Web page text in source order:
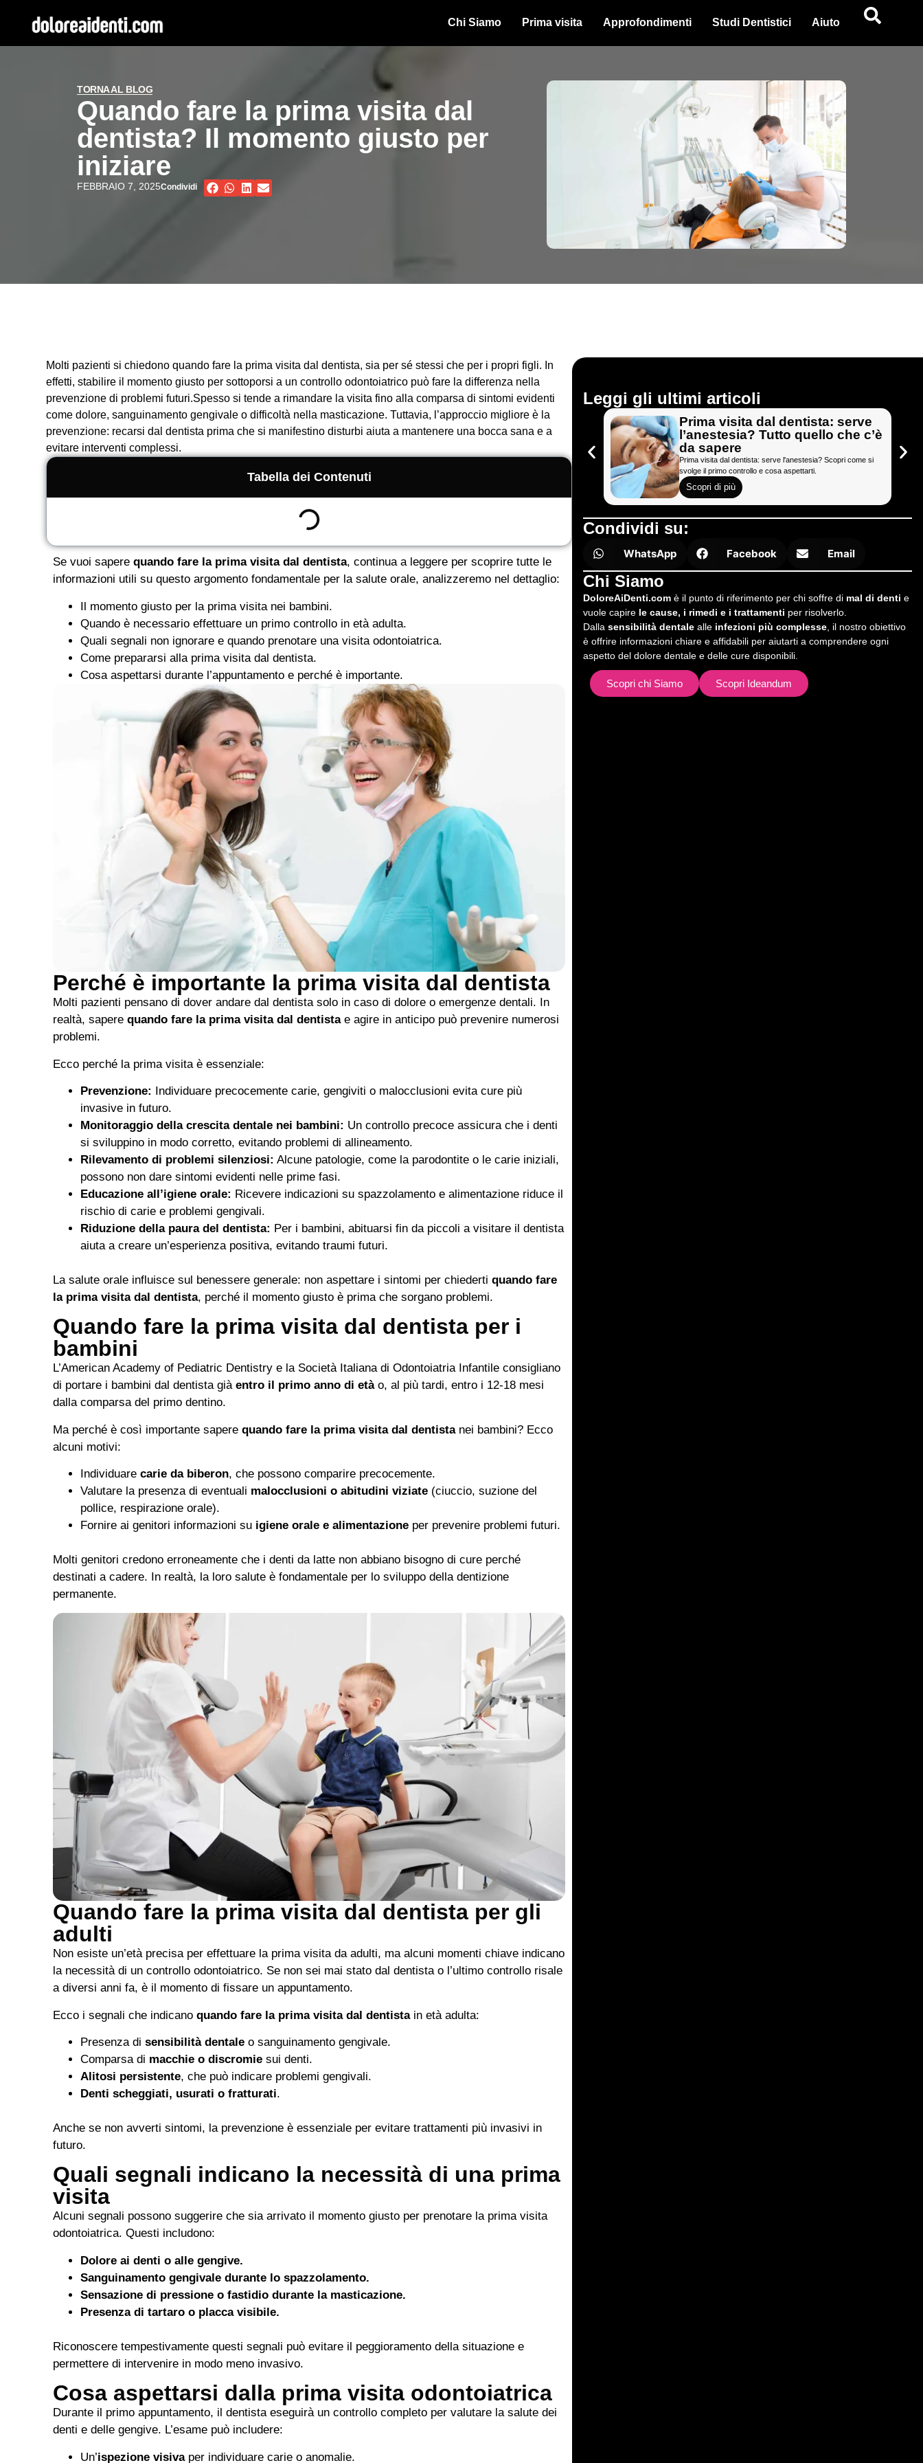
Chi Siamo Prima visita Approfondimenti Studi Dentistici Aiuto
TORNA AL BLOG
Quando fare la prima visita dal
dentista? Il momento giusto per
iniziare
FEBBRAIO 7, 2025Condividi
Molti pazienti si chiedono quando fare la prima visita dal dentista, sia per sé stessi che per i propri figli. In
effetti, stabilire il momento giusto per sottoporsi a un controllo odontoiatrico può fare la differenza nella
prevenzione di problemi futuri.Spesso si tende a rimandare la visita fino alla comparsa di sintomi evidenti
come dolore, sanguinamento gengivale o difficoltà nella masticazione. Tuttavia, l’approccio migliore è la
prevenzione: recarsi dal dentista prima che si manifestino disturbi aiuta a mantenere una bocca sana e a
evitare interventi complessi.
Tabella dei Contenuti
Se vuoi saperequando fare la prima visita dal dentista, continua a leggere per scoprire tutte le
informazioni utili su questo argomento fondamentale per la salute orale,analizzeremo nel dettaglio:
Il momento giusto per la prima visita nei bambini.
Quando è necessario effettuare un primo controllo in età adulta.
Quali segnali non ignorare e quando prenotare una visita odontoiatrica.
Come prepararsi alla prima visita dal dentista.
Cosa aspettarsi durante l’appuntamento e perché è importante.
Perché è importante la prima visita dal dentista
Molti pazienti pensano di dover andare dal dentista solo in caso di dolore o emergenze dentali. In
realtà, saperequando fare la prima visita dal dentistae agire in anticipo può prevenire numerosi
problemi.
Ecco perché la prima visita è essenziale:
Prevenzione: Individuare precocemente carie, gengiviti o malocclusioni evita cure più
invasive in futuro.
Monitoraggio della crescita dentale nei bambini: Un controllo precoce assicura che i denti
si sviluppino in modo corretto, evitando problemi di allineamento.
Rilevamento di problemi silenziosi: Alcune patologie, come la parodontite o le carie iniziali,
possono non dare sintomi evidenti nelle prime fasi.
Educazione all’igiene orale: Ricevere indicazioni su spazzolamento e alimentazione riduce il
rischio di carie e problemi gengivali.
Riduzione della paura del dentista: Per i bambini, abituarsi fin da piccoli a visitare il dentista
aiuta a creare un’esperienza positiva, evitando traumi futuri.
La salute orale influisce sul benessere generale: non aspettare i sintomi per chiedertiquando fare
la prima visita dal dentista, perché il momento giusto è prima che sorgano problemi.
Quando fare la prima visita dal dentista per i
bambini
L’American Academy of Pediatric Dentistry e la Società Italiana di Odontoiatria Infantile consigliano
di portare i bambini dal dentista giàentro il primo anno di etào, al più tardi, entro i 12-18 mesi
dalla comparsa del primo dentino.
Ma perché è così importante saperequando fare la prima visita dal dentistanei bambini? Ecco
alcuni motivi:
Individuarecarie da biberon, che possono comparire precocemente.
Valutare la presenza di eventuali malocclusioni o abitudini viziate (ciuccio, suzione del
pollice, respirazione orale).
Fornire ai genitori informazioni su igiene orale e alimentazione per prevenire problemi futuri.
Molti genitori credono erroneamente che i denti da latte non abbiano bisogno di cure perché
destinati a cadere. In realtà, la loro salute è fondamentale per lo sviluppo della dentizione
permanente.
Quando fare la prima visita dal dentista per gli
adulti
Non esiste un’età precisa per effettuare la prima visita da adulti, ma alcuni momenti chiave indicano
la necessità di un controllo odontoiatrico. Se non sei mai stato dal dentista o l’ultimo controllo risale
a diversi anni fa, è il momento di fissare un appuntamento.
Ecco i segnali che indicanoquando fare la prima visita dal dentistain età adulta:
Presenza disensibilità dentale o sanguinamento gengivale.
Comparsa di macchie o discromie sui denti.
Alitosi persistente, che può indicare problemi gengivali.
Denti scheggiati, usurati o fratturati.
Anche se non avverti sintomi, la prevenzione è essenziale per evitare trattamenti più invasivi in
futuro.
Quali segnali indicano la necessità di una prima
visita
Alcuni segnali possono suggerire che sia arrivato il momento giusto per prenotare la prima visita
odontoiatrica. Questi includono:
Dolore ai denti o alle gengive.
Sanguinamento gengivale durante lo spazzolamento.
Sensazione di pressione o fastidio durante la masticazione.
Presenza di tartaro o placca visibile.
Riconoscere tempestivamente questi segnali può evitare il peggioramento della situazione e
permettere di intervenire in modo meno invasivo.
Cosa aspettarsi dalla prima visita odontoiatrica
Durante il primo appuntamento, il dentista eseguirà un controllo completo per valutare la salute dei
denti e delle gengive. L’esame può includere:
Un’ispezione visivaper individuare carie o anomalie.
Leggi gli ultimi articoli
Prima visita dal dentista: serve
l’anestesia? Tutto quello che c’è
da sapere
Prima visita dal dentista: serve l'anestesia? Scopri come si
svolge il primo controllo e cosa aspettarti.
Scopri di più
Condividi su:
WhatsApp Facebook Email
Chi Siamo
DoloreAiDenti.com è il punto di riferimento per chi soffre di mal di denti e
vuole capire le cause, i rimedi e i trattamenti per risolverlo.
Dallasensibilità dentale alle infezioni più complesse , il nostro obiettivo
è offrire informazioni chiare e affidabili per aiutarti a comprendere ogni
aspetto del dolore dentale e delle cure disponibili.
Scopri chi Siamo Scopri Ideandum